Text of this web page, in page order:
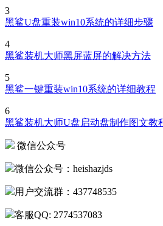
3
黑鲨U盘重装win10系统的详细步骤
4
黑鲨装机大师黑屏蓝屏的解决方法
5
黑鲨一键重装win10系统的详细教程
6
黑鲨装机大师U盘启动盘制作图文教
微信公众号
微信公众号：heishazjds
用户交流群：437748535
客服QQ: 2774537083